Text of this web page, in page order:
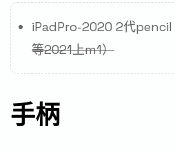
iPadPro-2020 2代pencil
等2021上m1）
手柄